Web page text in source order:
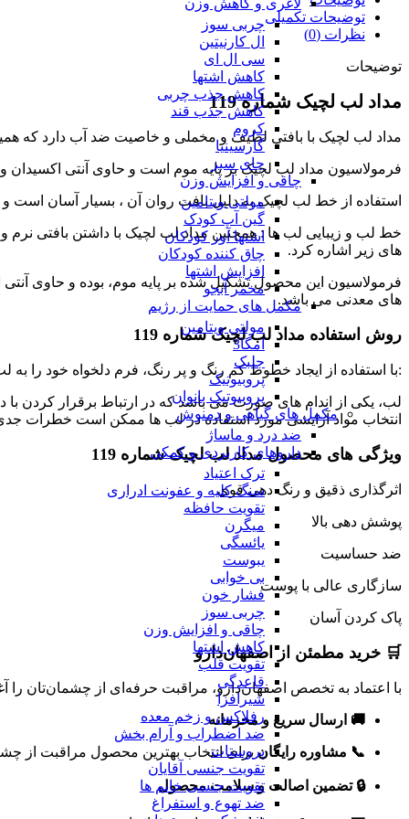
لاغری و کاهش وزن
چربی سوز
ال کارنیتین
سی ال ای
کاهش اشتها
کاهش جذب چربی
کاهش جذب قند
کروم
گارسینیا
چای سبز
چاقی و افزایش وزن
مولتی ویتامین
گین آپ کودک
اشتها آور کودکان
چاق کننده کودکان
افزایش اشتها
مخمر آبجو
مکمل های حمایت از رژیم
مولتی ویتامین
امگا3
جلبک
پروبیوتیک
پروبیوتیک بانوان
مکمل های گیاهی و دمنوش
ضد درد و ماساژ
داروهای کاربردی و کمکی
ترک اعتیاد
سنگ کلیه و عفونت ادراری
تقویت حافظه
میگرن
یائسگی
یبوست
بی خوابی
فشار خون
چربی سوز
چاقی و افزایش وزن
کاهش اشتها
تقویت قلب
قاعدگی
شیرافزا
رفلاکس و زخم معده
ضد اضطراب و آرام بخش
پروستات
تقویت جنسی آقایان
تقویت جنسی خانم ها
ضد تهوع و استفراغ
توضیحات تکمیلی
نظرات (0)
توضیحات
مداد لب لچیک شماره 119
مداد لب لچیک با بافتی لطیف و مخملی و خاصیت ضد آب دارد که
فرمولاسیون مداد لب لچیک بر پایه موم است و حاوی آنتی اکسیدان و
استفاده از خط لب لچیک به دلیل بافت روان آن ، بسیار آسان
خط لب و زیبایی لب ها : همچنین مداد لب لچیک با داشتن بافتی
های زیر اشاره کرد.
فرمولاسیون این محصول تشکیل شده بر پایه موم، بوده و حاوی آنتی
های معدنی می باشد.
روش استفاده مداد لب لچیک شماره 119
:با استفاده از ایجاد خطوط کم رنگ و پر رنگ، فرم دلخواه خود را به
لب، یکی از اندام های صورت می باشد که در ارتباط برقرار کردن
انتخاب مواد آرایشی مورد استفاده در لب ها ممکن است خطرات جدی
ویژگی های محصولمداد لب لچیک شماره 119
اثرگذاری ذقیق و رنگ دهی قوی
پوشش دهی بالا
ضد حساسیت
سازگاری عالی با پوست
پاک کردن آسان
🛒 خرید مطمئن از اصفهان‌دارو
با اعتماد به تخصص اصفهان‌دارو، مراقبت حرفه‌ای از چشمان‌تان را
🚚 ارسال سریع و محرمانه
📞 مشاوره رایگان برای انتخاب بهترین محصول مراقبت از
🔒 تضمین اصالت و سلامت محصول